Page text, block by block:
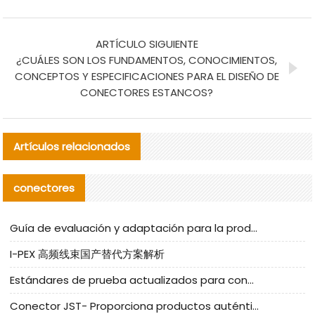
ARTÍCULO SIGUIENTE
¿CUÁLES SON LOS FUNDAMENTOS, CONOCIMIENTOS,
CONCEPTOS Y ESPECIFICACIONES PARA EL DISEÑO DE
CONECTORES ESTANCOS?
Artículos relacionados
conectores
Guía de evaluación y adaptación para la producción en serie de componentes de cables nacionales para CNC Tech
I-PEX 高频线束国产替代方案解析
Estándares de prueba actualizados para conectores nacionales bajo la referencia de CLIFF
Conector JST- Proporciona productos auténticos y alternativos del conector JST NSHR-02V-S